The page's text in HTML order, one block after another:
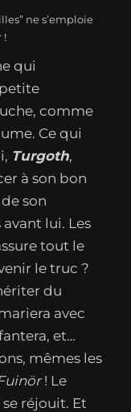
ne s’emploie
!
qui
comme
Ce qui
Turgoth,
à son bon
son
lui. Les
tout le
le truc ?
du
avec
et…
mêmes les
! Le
réjouit. Et